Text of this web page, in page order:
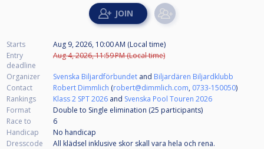
Starts
Aug 9, 2026, 10:00 AM (Local time)
Entry
deadline
Aug 4, 2026, 11:59 PM (Local time)
Organizer Svenska Biljardförbundet and Biljardären Biljardklubb
Contact
Robert Dimmlich (robert@dimmlich.com, 0733-150050)
Rankings
Klass 2 SPT 2026 and Svenska Pool Touren 2026
Format
Double to Single elimination (25 participants)
Race to
6
Handicap
No handicap
Dresscode
All klädsel inklusive skor skall vara hela och rena.